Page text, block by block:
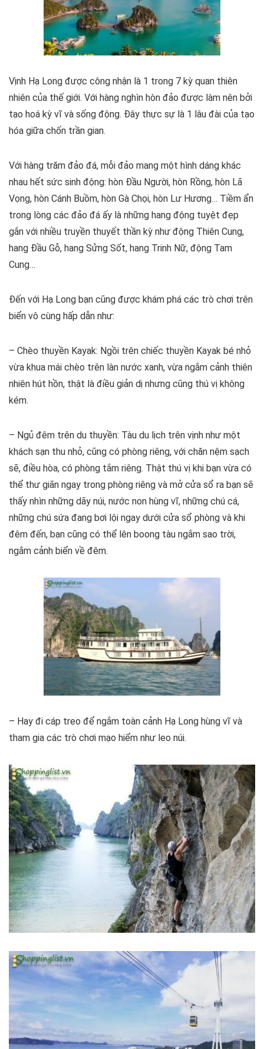
Vịnh Hạ Long được công nhận là 1 trong 7 kỳ quan thiên
nhiên của thế giới. Với hàng nghìn hòn đảo được làm nên bởi
tạo hoá kỳ vĩ và sống động. Đây thực sự là 1 lâu đài của tạo
hóa giữa chốn trần gian.
Với hàng trăm đảo đá, mỗi đảo mang một hình dáng khác
nhau hết sức sinh động: hòn Đầu Người, hòn Rồng, hòn Lã
Vọng, hòn Cánh Buồm, hòn Gà Chọi, hòn Lư Hương… Tiềm ẩn
trong lòng các đảo đá ấy là những hang động tuyệt đẹp
gắn với nhiều truyền thuyết thần kỳ như động Thiên Cung,
hang Đầu Gỗ, hang Sửng Sốt, hang Trinh Nữ, động Tam
Cung…
Đến với Hạ Long bạn cũng được khám phá các trò chơi trên
biển vô cùng hấp dẫn như:
– Chèo thuyền Kayak: Ngồi trên chiếc thuyền Kayak bé nhỏ
vừa khua mái chèo trên làn nước xanh, vừa ngắm cảnh thiên
nhiên hút hồn, thật là điều giản dị nhưng cũng thú vị không
kém.
– Ngủ đêm trên du thuyền: Tàu du lịch trên vịnh như một
khách sạn thu nhỏ, cũng có phòng riêng, với chăn nệm sạch
sẽ, điều hòa, có phòng tắm riêng. Thật thú vị khi bạn vừa có
thể thư giãn ngay trong phòng riêng và mở cửa sổ ra bạn sẽ
thấy nhìn những dãy núi, nước non hùng vĩ, những chú cá,
những chú sứa đang bơi lội ngay dưới cửa sổ phòng và khi
đêm đến, bạn cũng có thể lên boong tàu ngắm sao trời,
ngắm cảnh biển về đêm.
– Hay đi cáp treo để ngắm toàn cảnh Hạ Long hùng vĩ và
tham gia các trò chơi mạo hiểm như leo núi.